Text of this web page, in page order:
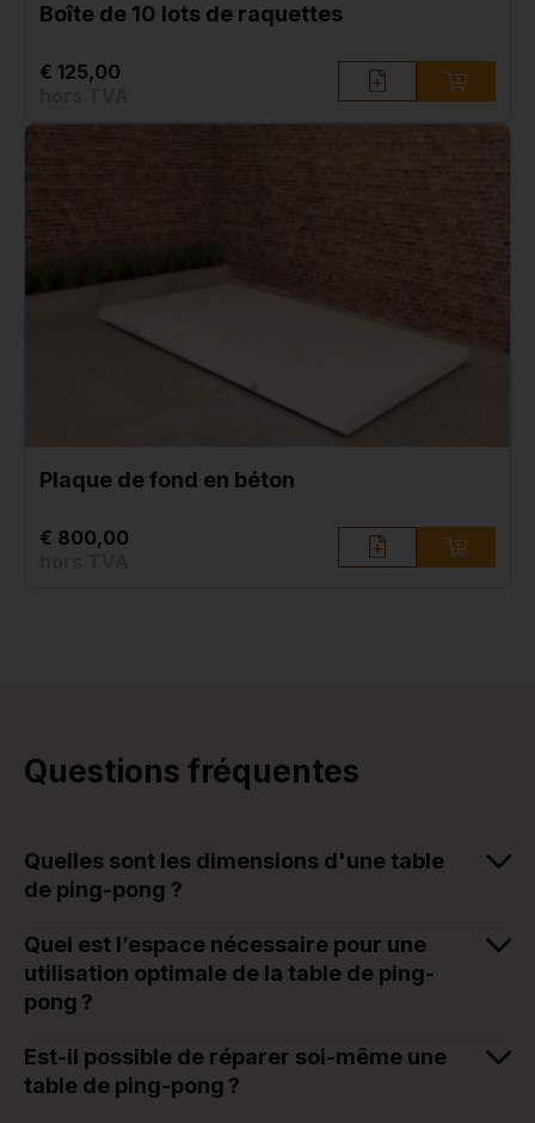
Boîte de 10 lots de raquettes
€ 125,00
Plaque de fond en béton
€ 800,00
Questions fréquentes
Quelles sont les dimensions d'une table
de ping-pong ?
Quel est l’espace nécessaire pour une
utilisation optimale de la table de ping-
pong ?
Est-il possible de réparer soi-même une
table de ping-pong ?